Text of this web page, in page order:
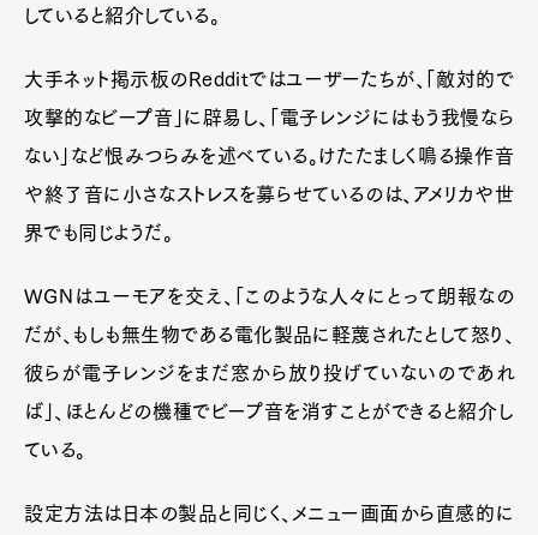
していると紹介している。
大手ネット掲示板のRedditではユーザーたちが、「敵対的で
攻撃的なビープ音」に辟易し、「電子レンジにはもう我慢なら
ない」など恨みつらみを述べている。けたたましく鳴る操作音
や終了音に小さなストレスを募らせているのは、アメリカや世
界でも同じようだ。
WGNはユーモアを交え、「このような人々にとって朗報なの
だが、もしも無生物である電化製品に軽蔑されたとして怒り、
彼らが電子レンジをまだ窓から放り投げていないのであれ
ば」、ほとんどの機種でビープ音を消すことができると紹介し
ている。
設定方法は日本の製品と同じく、メニュー画面から直感的に